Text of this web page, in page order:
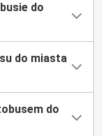
do
do miasta
do